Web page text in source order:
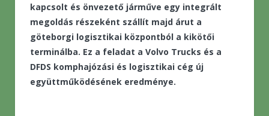
kapcsolt és önvezető járműve egy integrált
megoldás részeként szállít majd árut a
göteborgi logisztikai központból a kikötői
terminálba. Ez a feladat a Volvo Trucks és a
DFDS komphajózási és logisztikai cég új
együttműködésének eredménye.